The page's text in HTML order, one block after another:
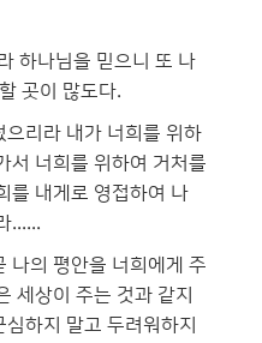
하나님을 믿으니 또 나
곳이 많도다.
리라 내가 너희를 위하
서 너희를 위하여 거처를
를 내게로 영접하여 나
......
나의 평안을 너희에게 주
세상이 주는 것과 같지
하지 말고 두려워하지